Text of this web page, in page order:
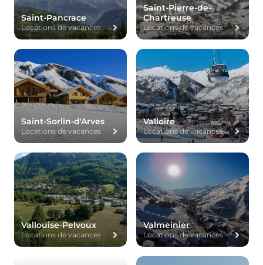
Saint-Pancrace
Locations de vacances
Saint-Pierre-de-
Chartreuse
Locations de vacances
Saint-Sorlin-d'Arves
Locations de vacances
Valloire
Locations de vacances
Vallouise-Pelvoux
Locations de vacances
Valmeinier
Locations de vacances